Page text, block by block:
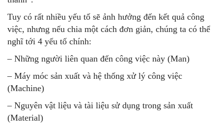
Tuy có rất nhiều yếu tố sẽ ảnh hưởng đến kết quả công
việc, nhưng nếu chia một cách đơn giản, chúng ta có thể
nghĩ tới 4 yếu tố chính:
– Những người liên quan đến công việc này (Man)
– Máy móc sản xuất và hệ thống xử lý công việc
(Machine)
– Nguyên vật liệu và tài liệu sử dụng trong sản xuất
(Material)